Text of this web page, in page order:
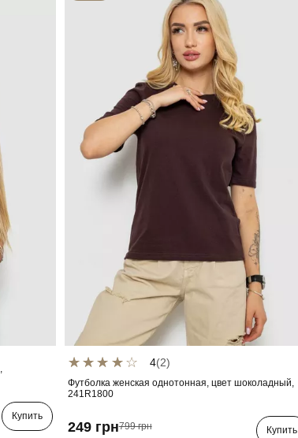
Купить
4(2)
Футболка женская однотонная, цвет шоколадный,
241R1800
249 грн799 грн Купить